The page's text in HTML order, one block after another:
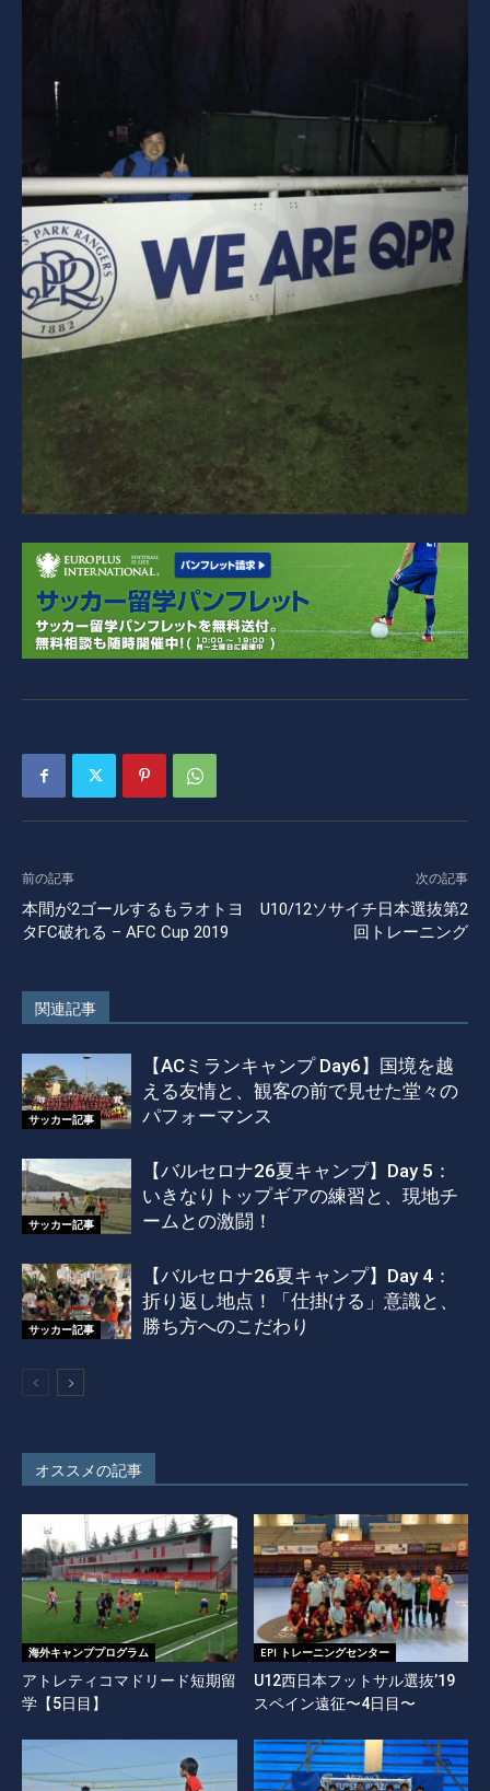
前の記事
本間が2ゴールするもラオトヨ
タFC破れる – AFC Cup 2019
次の記事
U10/12ソサイチ日本選抜第2
回トレーニング
関連記事
サッカー記事
【ACミランキャンプ Day6】国境を越
える友情と、観客の前で見せた堂々の
パフォーマンス
サッカー記事
【バルセロナ26夏キャンプ】Day 5：
いきなりトップギアの練習と、現地チ
ームとの激闘！
サッカー記事
【バルセロナ26夏キャンプ】Day 4：
折り返し地点！「仕掛ける」意識と、
勝ち方へのこだわり
オススメの記事
海外キャンププログラム
アトレティコマドリード短期留
学【5日目】
EPI トレーニングセンター
U12西日本フットサル選抜’19
スペイン遠征〜4日目〜